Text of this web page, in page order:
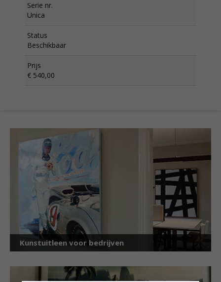
Serie nr.
Unica
Status
Beschikbaar
Prijs
€ 540,00
Kunstuitleen voor bedrijven